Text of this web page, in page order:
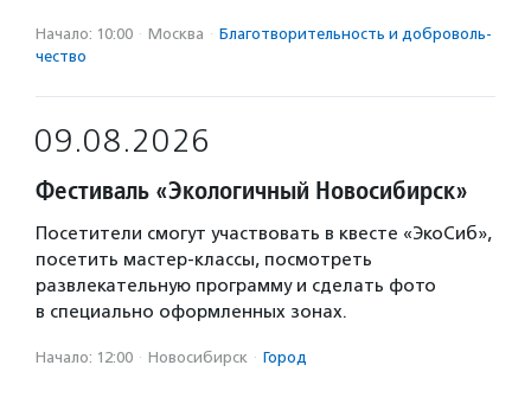
Начало: 10:00 · Москва · Благотвори­тель­ность и доброволь­
чест­во
09.08.2026
Фестиваль «Экологичный Новосибирск»
Посетители смогут участвовать в квесте «ЭкоСиб»,
посетить мастер-классы, посмотреть
развлекательную программу и сделать фото
в специально оформленных зонах.
Начало: 12:00 · Новосибирск · Город